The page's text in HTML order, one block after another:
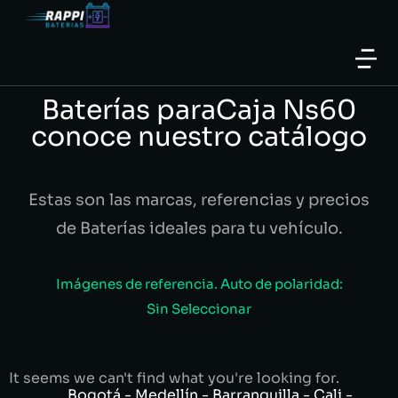
Baterías paraCaja Ns60
conoce nuestro catálogo
Estas son las marcas, referencias y precios
de Baterías ideales para tu vehículo.
Imágenes de referencia. Auto de polaridad:
Sin Seleccionar
It seems we can't find what you're looking for.